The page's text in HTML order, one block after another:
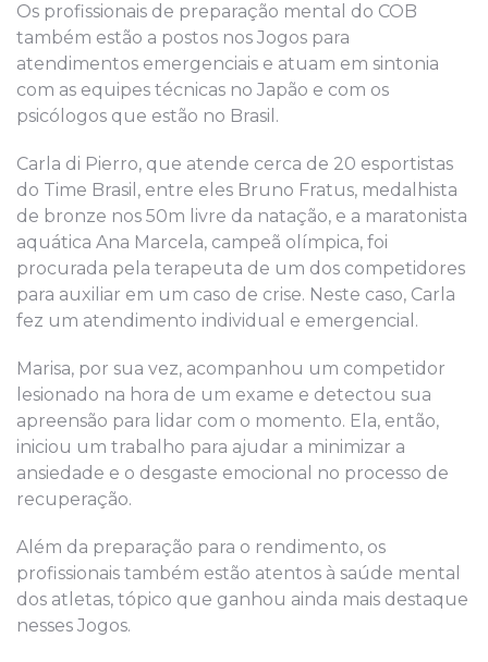
Os profissionais de preparação mental do COB
também estão a postos nos Jogos para
atendimentos emergenciais e atuam em sintonia
com as equipes técnicas no Japão e com os
psicólogos que estão no Brasil.
Carla di Pierro, que atende cerca de 20 esportistas
do Time Brasil, entre eles Bruno Fratus, medalhista
de bronze nos 50m livre da natação, e a maratonista
aquática Ana Marcela, campeã olímpica, foi
procurada pela terapeuta de um dos competidores
para auxiliar em um caso de crise. Neste caso, Carla
fez um atendimento individual e emergencial.
Marisa, por sua vez, acompanhou um competidor
lesionado na hora de um exame e detectou sua
apreensão para lidar com o momento. Ela, então,
iniciou um trabalho para ajudar a minimizar a
ansiedade e o desgaste emocional no processo de
recuperação.
Além da preparação para o rendimento, os
profissionais também estão atentos à saúde mental
dos atletas, tópico que ganhou ainda mais destaque
nesses Jogos.